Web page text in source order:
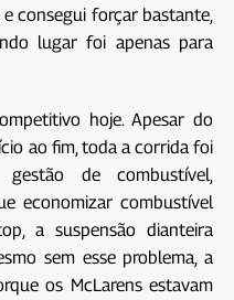
consegui forçar bastante,
lugar foi apenas para
hoje. Apesar do
ao fim, toda a corrida foi
de combustível,
economizar combustível
a suspensão dianteira
sem esse problema, a
os McLarens estavam